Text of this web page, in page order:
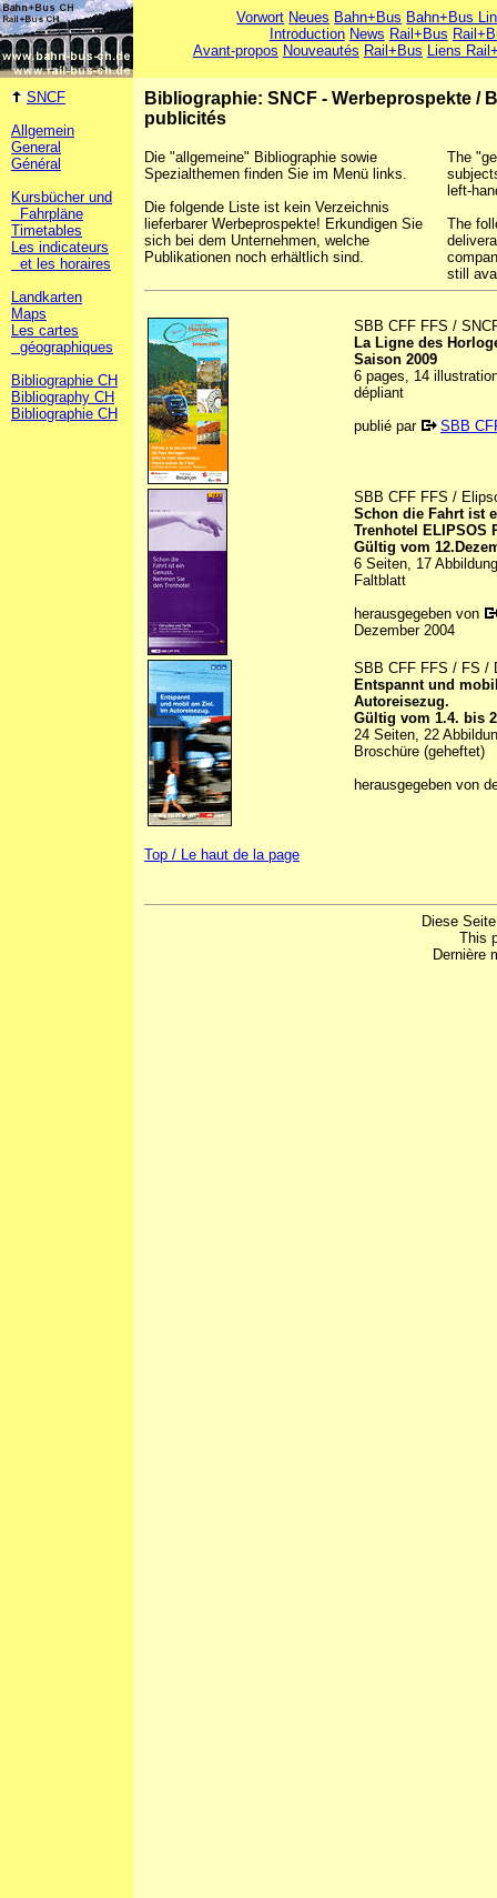
Vorwort Neues Bahn+Bus Bahn+Bus
Introduction News Rail+Bus
Avant-propos Nouveautés Rail+Bus Liens
SNCF
Allgemein
General
Général
Kursbücher und
Fahrpläne
Timetables
Les indicateurs
et les horaires
Landkarten
Maps
Les cartes
géographiques
Bibliographie CH
Bibliography CH
Bibliographie CH
Bibliographie: SNCF - Werbeprospekte /
publicités
Die "allgemeine" Bibliographie sowie
Spezialthemen finden Sie im Menü links.
Die folgende Liste ist kein Verzeichnis
lieferbarer Werbeprospekte! Erkundigen Sie
sich bei dem Unternehmen, welche
Publikationen noch erhältlich sind.
The
left-
The
still
SBB CFF FFS /
La Ligne des
Saison 2009
6 pages, 14
dépliant
publié par
SBB
SBB CFF FFS /
Schon die Fahrt ist
Trenhotel ELIPSOS
Gültig vom
6 Seiten, 17
Faltblatt
herausgegeben von
Dezember 2004
SBB CFF FFS / FS /
Entspannt und
Autoreisezug.
Gültig vom 1.4. bis
24 Seiten, 22
Broschüre (geheftet)
herausgegeben von
Top / Le haut de la page
Diese
This
Dernière